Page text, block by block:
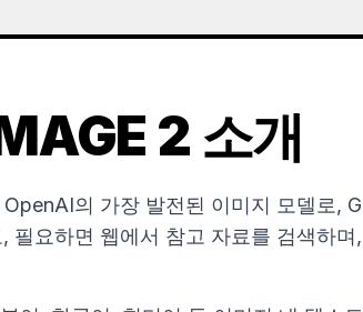
2 소개
의 가장 발전된 이미지 모델로,
필요하면 웹에서 참고 자료를 검색하